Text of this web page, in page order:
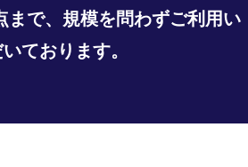
まで、規模を問わずご利用い
ております。